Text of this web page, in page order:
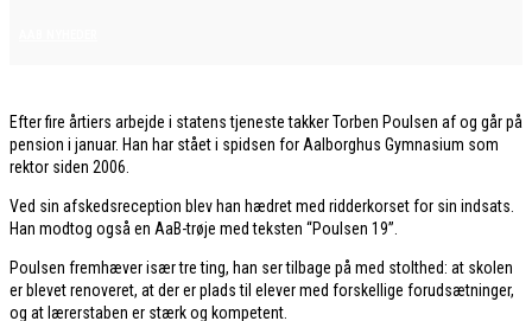
Efter fire årtiers arbejde i statens tjeneste takker Torben Poulsen af og går på
pension i januar. Han har stået i spidsen for Aalborghus Gymnasium som
rektor siden 2006.
Ved sin afskedsreception blev han hædret med ridderkorset for sin indsats.
Han modtog også en AaB-trøje med teksten “Poulsen 19”.
Poulsen fremhæver især tre ting, han ser tilbage på med stolthed: at skolen
er blevet renoveret, at der er plads til elever med forskellige forudsætninger,
og at lærerstaben er stærk og kompetent.